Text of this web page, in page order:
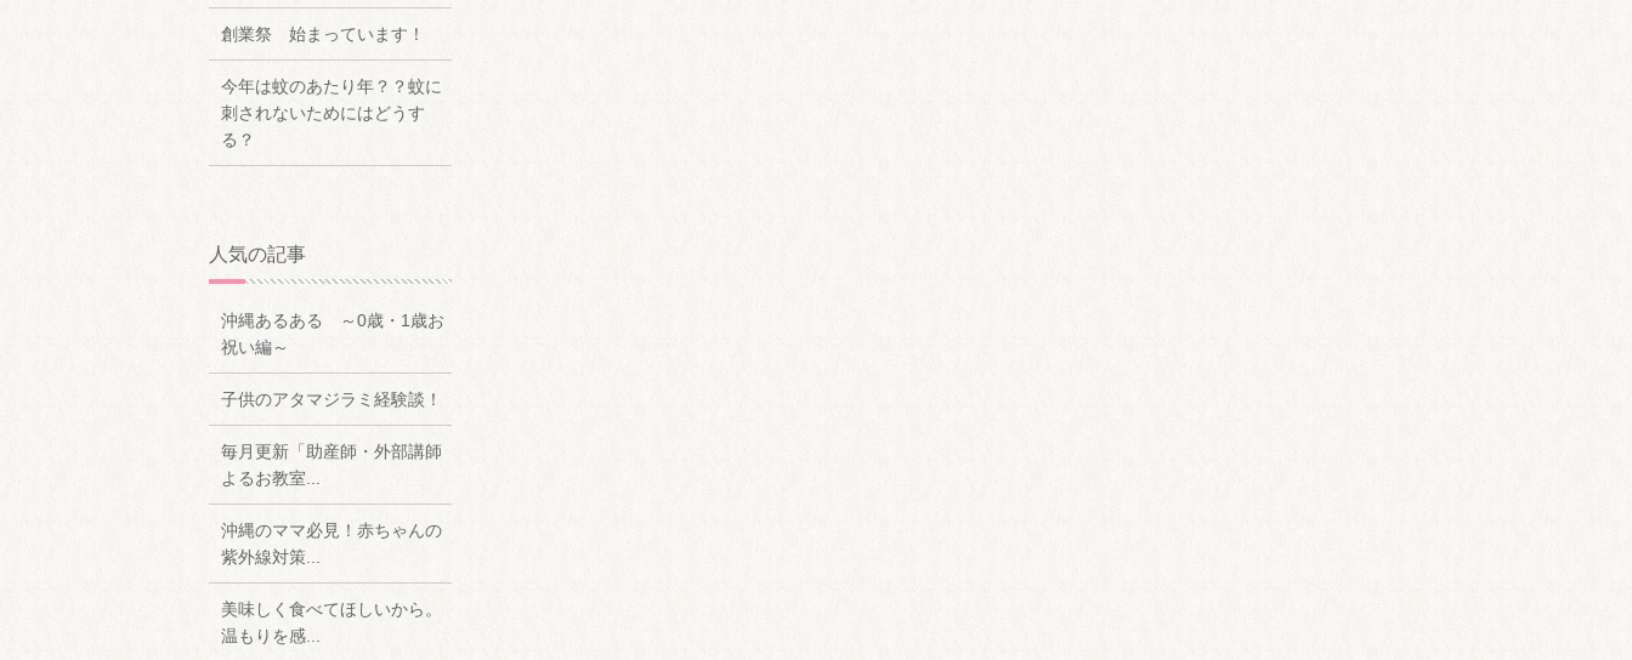
創業祭 始まっています！
今年は蚊のあたり年？？蚊に
刺されないためにはどうす
る？
人気の記事
沖縄あるある ～0歳・1歳お
祝い編～
子供のアタマジラミ経験談！
毎月更新「助産師・外部講師
よるお教室...
沖縄のママ必見！赤ちゃんの
紫外線対策...
美味しく食べてほしいから。
温もりを感...